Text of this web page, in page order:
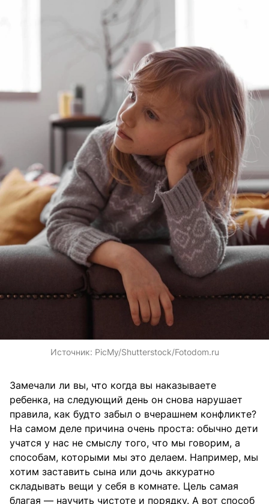
Источник: PicMy/Shutterstock/Fotodom.ru
Замечали ли вы, что когда вы наказываете
ребенка, на следующий день он снова нарушает
правила, как будто забыл о вчерашнем конфликте?
На самом деле причина очень проста: обычно дети
учатся у нас не смыслу того, что мы говорим, а
способам, которыми мы это делаем. Например, мы
хотим заставить сына или дочь аккуратно
складывать вещи у себя в комнате. Цель самая
благая — научить чистоте и порядку. А вот способ